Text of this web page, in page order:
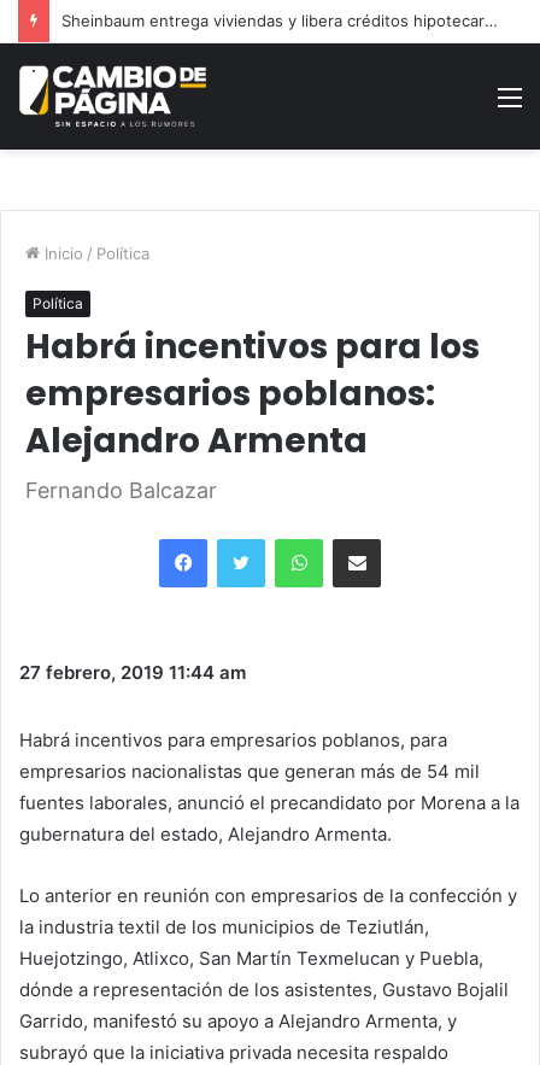
Sheinbaum entrega viviendas y libera créditos hipotecarios en Puebla
Inicio / Política
Política
Habrá incentivos para los
empresarios poblanos:
Alejandro Armenta
Fernando Balcazar
FacebookTwitter WhatsAppShare via Email
27 febrero, 2019 11:44 am
Habrá incentivos para empresarios poblanos, para
empresarios nacionalistas que generan más de 54 mil
fuentes laborales, anunció el precandidato por Morena a la
gubernatura del estado, Alejandro Armenta.
Lo anterior en reunión con empresarios de la confección y
la industria textil de los municipios de Teziutlán,
Huejotzingo, Atlixco, San Martín Texmelucan y Puebla,
dónde a representación de los asistentes, Gustavo Bojalil
Garrido, manifestó su apoyo a Alejandro Armenta, y
subrayó que la iniciativa privada necesita respaldo